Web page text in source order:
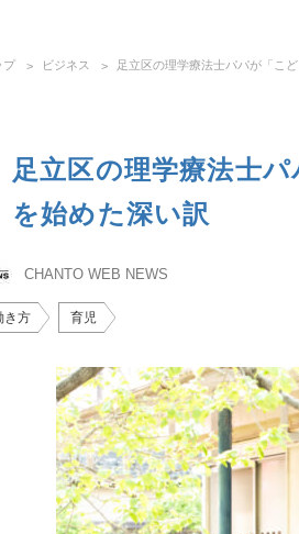
プ ビジネス 足立区の理学療法士パパが「こ
足立区の理学療法士
を始めた深い訳
CHANTO WEB NEWS
き方 育児